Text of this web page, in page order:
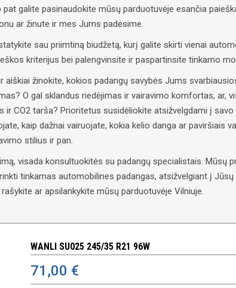
pat galite pasinaudokite mūsų parduotuvėje esančia
ar žinute ir mes Jums padėsime.
sau priimtiną biudžetą, kurį galite skirti vienai
kriterijus bei palengvinsite ir paspartinsite tinkamo
aiškiai žinokite, kokios padangų savybės Jums
O gal sklandus riedėjimas ir vairavimo komfortas, ar,
ir CO2 tarša? Prioritetus susidėliokite atsižvelgdami į savo
kaip dažnai vairuojate, kokia kelio danga ar paviršiais
stilius ir pan.
visada konsultuokitės su padangų specialistais. Mūsų
tinkamas automobilines padangas, atsižvelgiant į Jūsų
ar apsilankykite mūsų parduotuvėje Vilniuje.
WANLI SU025 245/35 R21 96W
71,00 €